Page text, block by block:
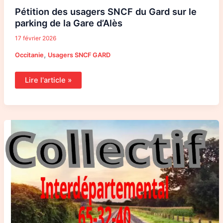
Pétition des usagers SNCF du Gard sur le
parking de la Gare d’Alès
17 février 2026
Occitanie, Usagers SNCF GARD
Lire l'article »
Osons
le
train,
un
collectif
dynamique
!